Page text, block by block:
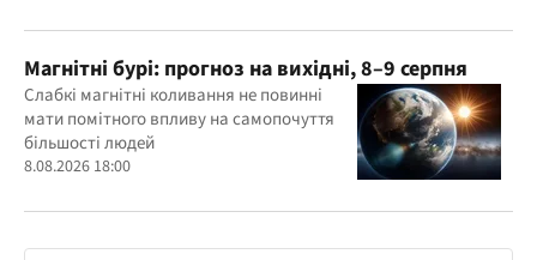
Магнітні бурі: прогноз на вихідні, 8–9 серпня
Слабкі магнітні коливання не повинні
мати помітного впливу на самопочуття
більшості людей
8.08.2026 18:00